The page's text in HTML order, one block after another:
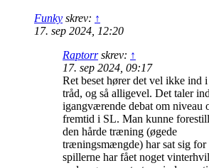
Funky skrev: ↑
17. sep 2024, 12:20
Raptorrskrev: ↑
17. sep 2024, 09:17
Ret beset hører det vel ikke ind
tråd, og så alligevel. Det taler
igangværende debat om niveau
fremtid i SL. Man kunne
den hårde træning (øgede
træningsmængde) har sat sig for
spillerne har fået noget